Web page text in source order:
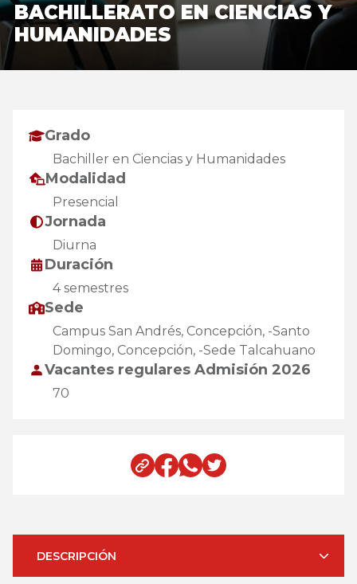
BACHILLERATO EN CIENCIAS Y
HUMANIDADES
Grado
Bachiller en Ciencias y Humanidades
Modalidad
Presencial
Jornada
Diurna
Duración
4 semestres
Sede
Campus San Andrés, Concepción, -Santo
Domingo, Concepción, -Sede Talcahuano
Vacantes regulares Admisión 2026
70
DESCRIPCIÓN